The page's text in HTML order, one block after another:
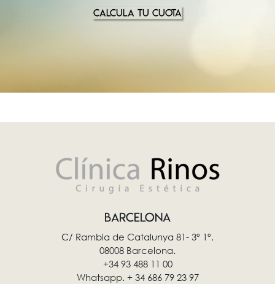
CALCULA TU CUOTA
BARCELONA
C/ Rambla de Catalunya 81- 3º 1º,
08008 Barcelona.
+34 93 488 11 00
Whatsapp. + 34 686 79 23 97